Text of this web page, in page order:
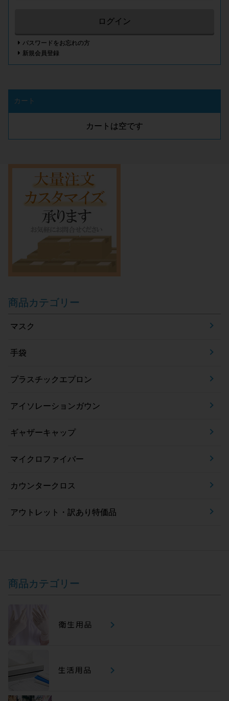
ログイン
パスワードをお忘れの方
新規会員登録
カート
カートは空です
商品カテゴリー
マスク
手袋
プラスチックエプロン
アイソレーションガウン
ギャザーキャップ
マイクロファイバー
カウンタークロス
アウトレット・訳あり特価品
商品カテゴリー